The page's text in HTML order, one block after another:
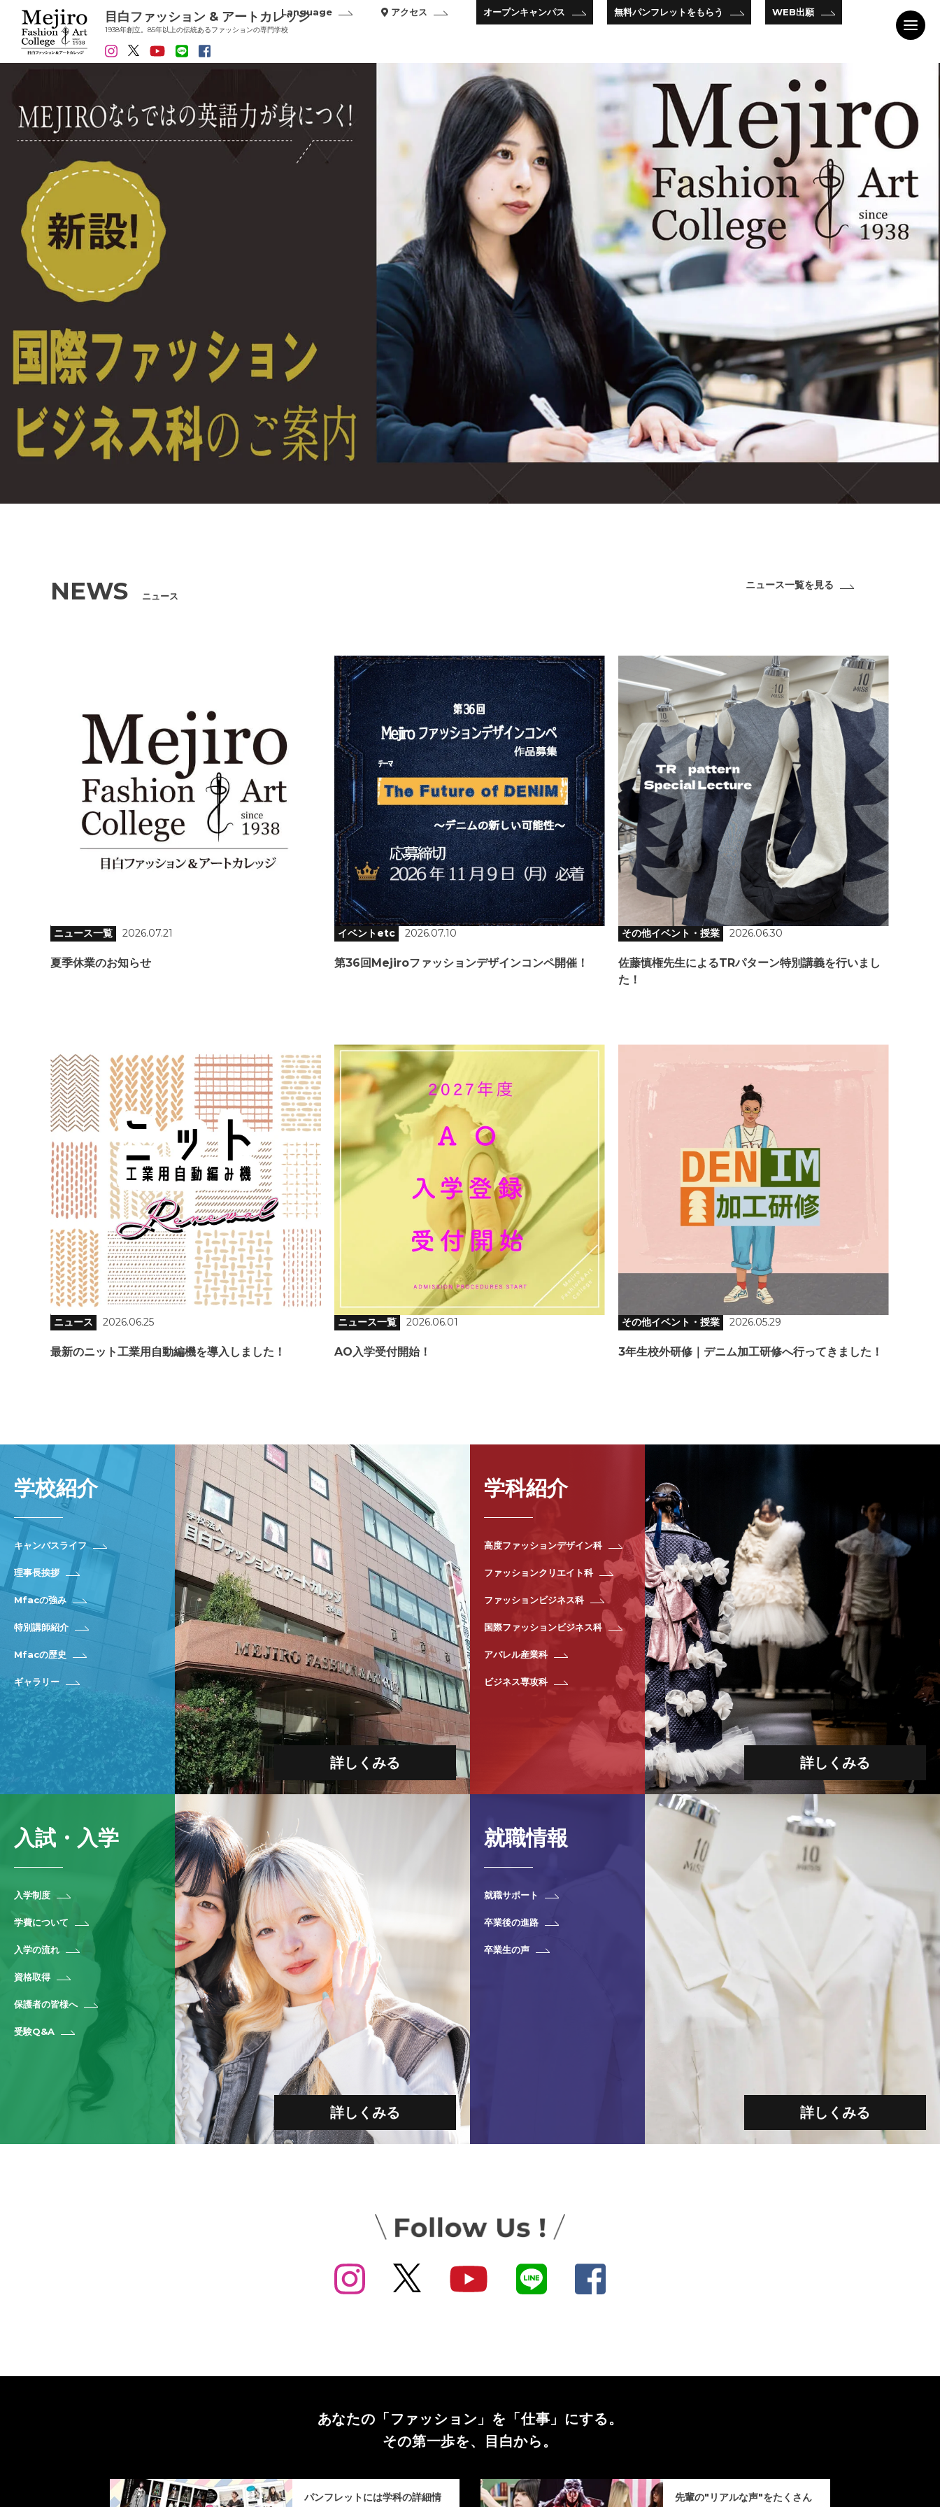
目白ファッション & アートカレッジ
1938年創立。85年以上の伝統あるファッションの専門学校
Language アクセス オープンキャンパス 無料パンフレットをもらう WEB出願
NEWS ニュース
ニュース一覧を見る
ニュース一覧 2026.07.21
夏季休業のお知らせ
イベントetc 2026.07.10
第36回Mejiroファッションデザインコンペ開催！
その他イベント・授業 2026.06.30
佐藤慎権先生によるTRパターン特別講義を行いまし
た！
ニュース 2026.06.25
最新のニット工業用自動編機を導入しました！
ニュース一覧 2026.06.01
AO入学受付開始！
その他イベント・授業 2026.05.29
3年生校外研修｜デニム加工研修へ行ってきました！
学校紹介
キャンパスライフ
理事長挨拶
Mfacの強み
特別講師紹介
Mfacの歴史
ギャラリー
詳しくみる
学科紹介
高度ファッションデザイン科
ファッションクリエイト科
ファッションビジネス科
国際ファッションビジネス科
アパレル産業科
ビジネス専攻科
詳しくみる
入試・入学
入学制度
学費について
入学の流れ
資格取得
保護者の皆様へ
受験Q&A
詳しくみる
就職情報
就職サポート
卒業後の進路
卒業生の声
詳しくみる
あなたの「ファッション」を 「仕事」にする。
その第一歩を、目白から。
パンフレットには学科の詳細情 先輩の"リアルな声"をたくさん